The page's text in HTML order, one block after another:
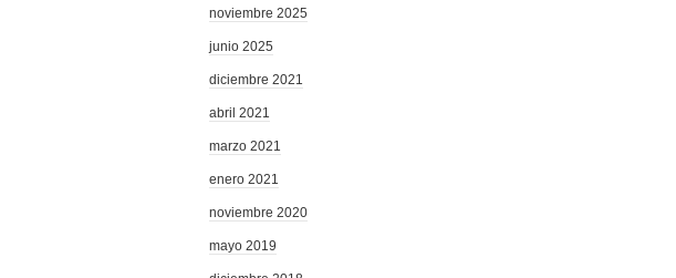
noviembre 2025
junio 2025
diciembre 2021
abril 2021
marzo 2021
enero 2021
noviembre 2020
mayo 2019